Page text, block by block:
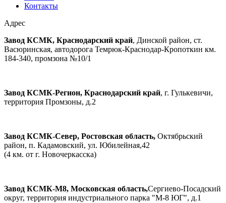
Контакты
Адрес
Завод КСМК, Краснодарский край, Динской район, ст.
Васюринская, автодорога Темрюк-Краснодар-Кропоткин км.
184-340, промзона №10/1
Завод КСМК-Регион, Краснодарский край, г. Гулькевичи,
территория Промзоны, д.2
Завод КСМК-Север, Ростовская область, Октябрьский
район, п. Кадамовский, ул. Юбилейная,42
(4 км. от г. Новочеркасска)
Завод КСМК-М8, Московская область,Сергиево-Посадский
округ, территория индустриального парка "М-8 ЮГ", д.1